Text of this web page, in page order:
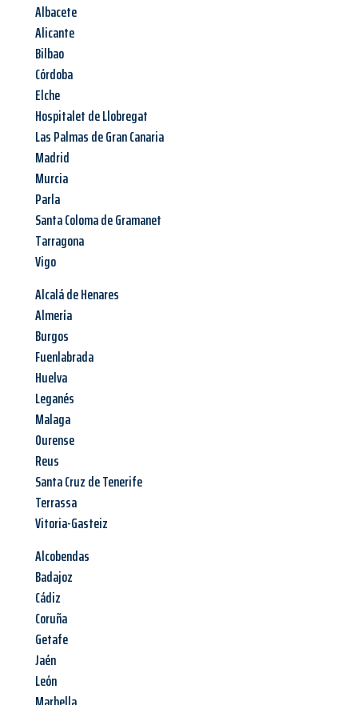
Albacete
Alicante
Bilbao
Córdoba
Elche
Hospitalet de Llobregat
Las Palmas de Gran Canaria
Madrid
Murcia
Parla
Santa Coloma de Gramanet
Tarragona
Vigo
Alcalá de Henares
Almería
Burgos
Fuenlabrada
Huelva
Leganés
Malaga
Ourense
Reus
Santa Cruz de Tenerife
Terrassa
Vitoria-Gasteiz
Alcobendas
Badajoz
Cádiz
Coruña
Getafe
Jaén
León